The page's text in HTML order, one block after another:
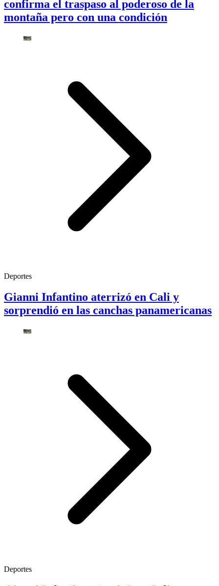
confirma el traspaso al poderoso de la
montaña pero con una condición
Deportes
Gianni Infantino aterrizó en Cali y
sorprendió en las canchas panamericanas
Deportes